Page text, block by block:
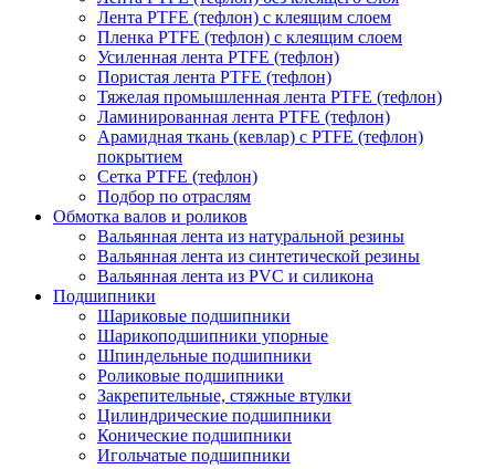
Лента PTFE (тефлон) с клеящим слоем
Пленка PTFE (тефлон) с клеящим слоем
Усиленная лента PTFE (тефлон)
Пористая лента PTFE (тефлон)
Тяжелая промышленная лента PTFE (тефлон)
Ламинированная лента PTFE (тефлон)
Арамидная ткань (кевлар) с PTFE (тефлон)
покрытием
Сетка PTFE (тефлон)
Подбор по отраслям
Обмотка валов и роликов
Вальянная лента из натуральной резины
Вальянная лента из синтетической резины
Вальянная лента из PVC и силикона
Подшипники
Шариковые подшипники
Шарикоподшипники упорные
Шпиндельные подшипники
Роликовые подшипники
Закрепительные, стяжные втулки
Цилиндрические подшипники
Конические подшипники
Игольчатые подшипники